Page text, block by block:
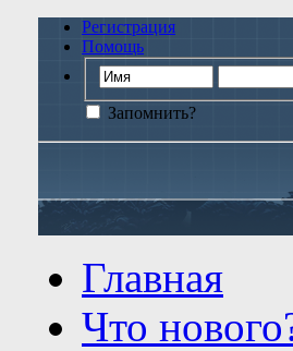
Регистрация
Помощь
Запомнить?
Главная
Что